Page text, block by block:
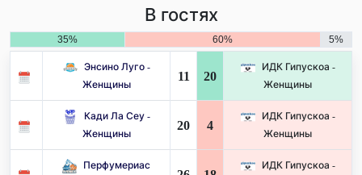
В гостях
35% 60% 5%
Энсино Луго -
Женщины
11 20
ИДК Гипускоа -
Женщины
Кади Ла Сеу -
Женщины
20 4
ИДК Гипускоа -
Женщины
Перфумериас ИДК Гипускоа -